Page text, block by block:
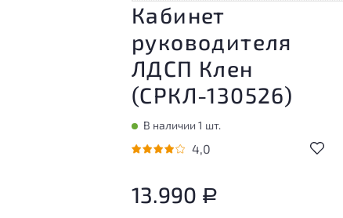
Кабинет
руководителя
ЛДСП Клен
(СРКЛ-130526)
В наличии 1 шт.
4,0
13.990 Р